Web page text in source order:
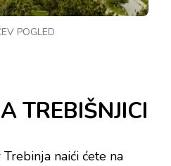
POGLED
TREBIŠNJICI
naići ćete na